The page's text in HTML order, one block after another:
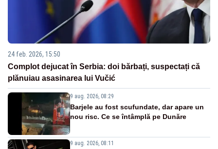
24 feb. 2026, 15:50
Complot dejucat în Serbia: doi bărbați, suspectați că
plănuiau asasinarea lui Vučić
9 aug. 2026, 08:29
Barjele au fost scufundate, dar apare un
nou risc. Ce se întâmplă pe Dunăre
9 aug. 2026, 08:11